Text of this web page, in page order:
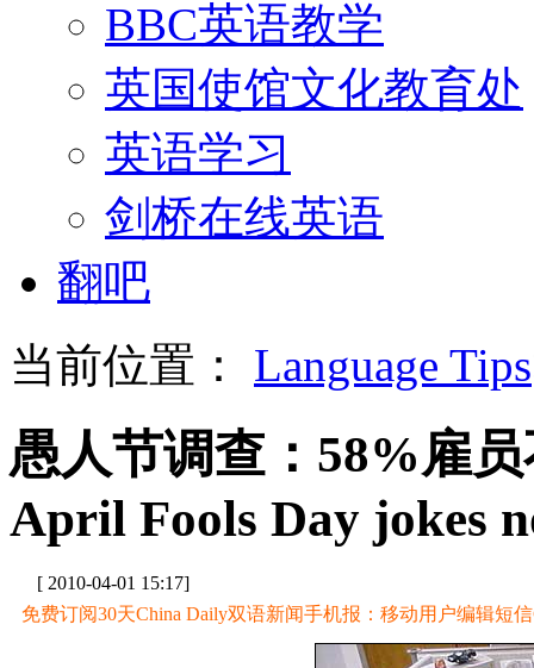
BBC英语教学
英国使馆文化教育处
英语学习
剑桥在线英语
翻吧
当前位置： Language Tips
愚人节调查：58%雇
April Fools Day jokes
[ 2010-04-01 15:17]
免费订阅30天China Daily双语新闻手机报：移动用户编辑短信